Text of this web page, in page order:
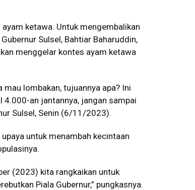
ketawa. Untuk mengembalikan
Sulsel, Bahtiar Baharuddin,
menggelar kontes ayam ketawa
mau lombakan, tujuannya apa? Ini
4.000-an jantannya, jangan sampai
Sulsel, Senin (6/11/2023).
untuk menambah kecintaan
(2023) kita rangkaikan untuk
Piala Gubernur,” pungkasnya.